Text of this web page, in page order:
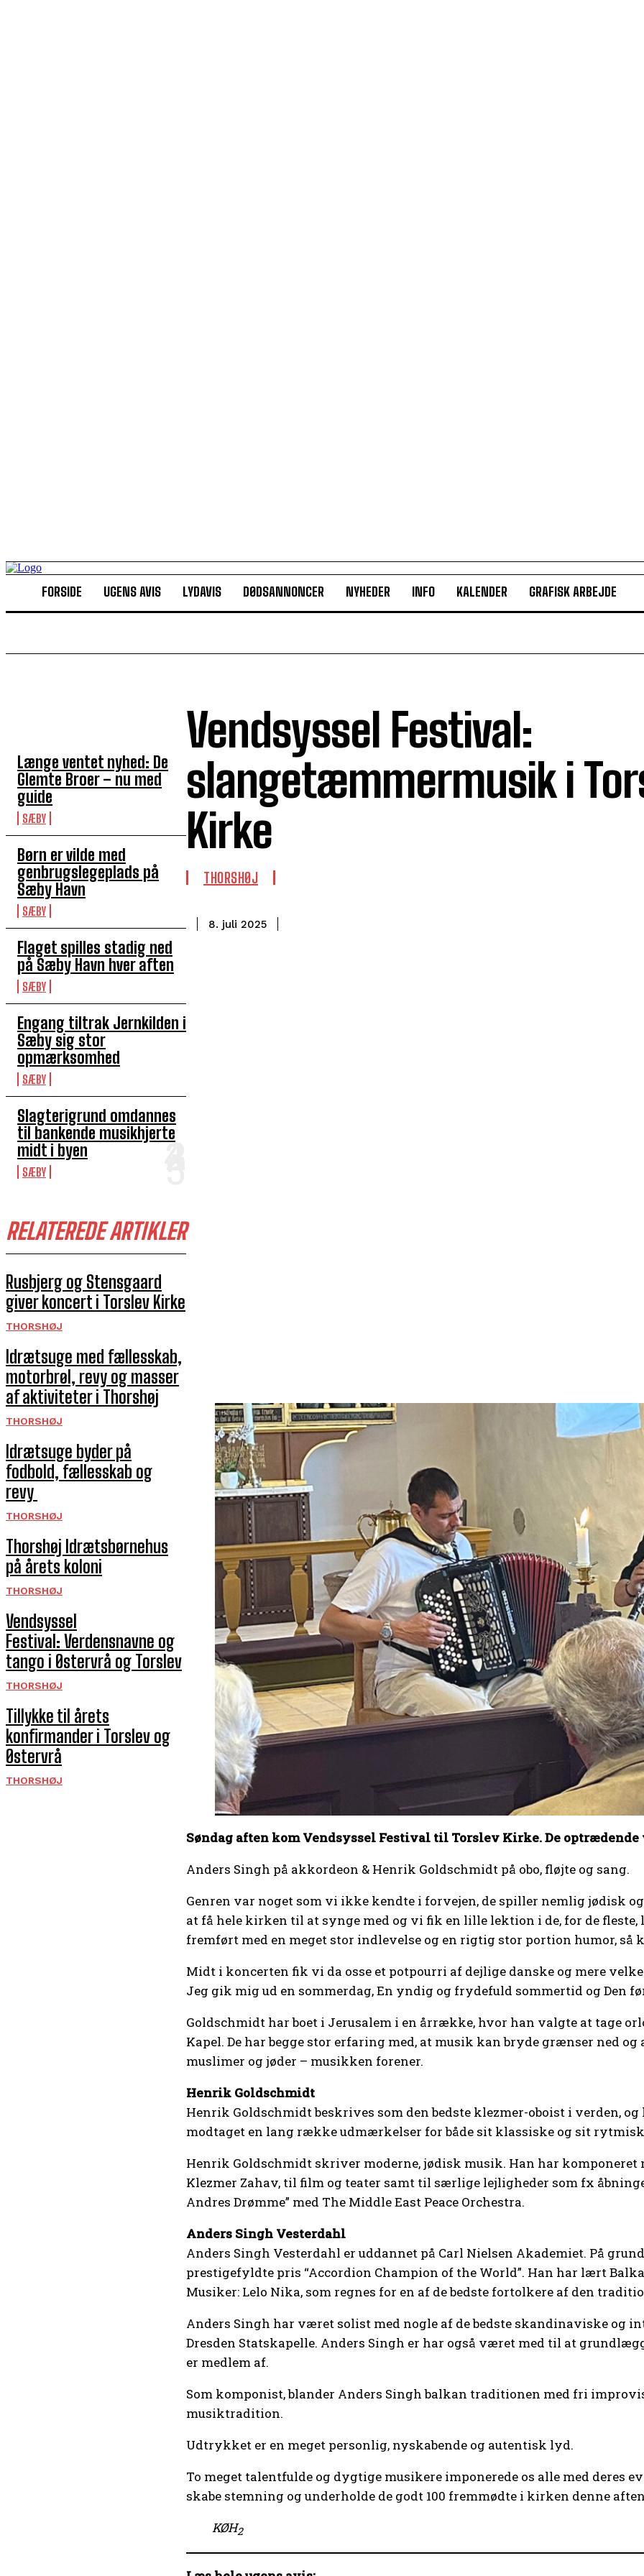
FORSIDE UGENS AVIS LYDAVIS DØDSANNONCER NYHEDER INFO KALENDER GRAFISK ARBEJDE
Længe ventet nyhed: De
Glemte Broer – nu med
guide
SÆBY
Børn er vilde med
genbrugslegeplads på
Sæby Havn
SÆBY
Flaget spilles stadig ned
på Sæby Havn hver aften
SÆBY
Engang tiltrak Jernkilden i
Sæby sig stor
opmærksomhed
SÆBY
Slagterigrund omdannes
til bankende musikhjerte
midt i byen
SÆBY
RELATEREDE ARTIKLER
Rusbjerg og Stensgaard
giver koncert i Torslev Kirke
THORSHØJ
Idrætsuge med fællesskab,
motorbrøl, revy og masser
af aktiviteter i Thorshøj
THORSHØJ
Idrætsuge byder på
fodbold, fællesskab og
revy
THORSHØJ
Thorshøj Idrætsbørnehus
på årets koloni
THORSHØJ
Vendsyssel
Festival: Verdensnavne og
tango i Østervrå og Torslev
THORSHØJ
Tillykke til årets
konfirmander i Torslev og
Østervrå
THORSHØJ
Vendsyssel Festival:
slangetæmmermusik i
Kirke
THORSHØJ
8. juli 2025
Søndag aften kom Vendsyssel Festival til Torslev Kirke. De
Anders Singh på akkordeon & Henrik Goldschmidt på obo, fløjte og sang.
Genren var noget som vi ikke kendte i forvejen, de spiller nemlig jødisk
at få hele kirken til at synge med og vi fik en lille lektion i de, for de fleste,
fremført med en meget stor indlevelse og en rigtig stor portion humor, så
Midt i koncerten fik vi da osse et potpourri af dejlige danske og mere
Jeg gik mig ud en sommerdag, En yndig og frydefuld sommertid og Den
Goldschmidt har boet i Jerusalem i en årrække, hvor han valgte at tage
Kapel. De har begge stor erfaring med, at musik kan bryde grænser ned
muslimer og jøder – musikken forener.
Henrik Goldschmidt
Henrik Goldschmidt beskrives som den bedste klezmer-oboist i verden,
modtaget en lang række udmærkelser for både sit klassiske og sit
Henrik Goldschmidt skriver moderne, jødisk musik. Han har komponeret
Klezmer Zahav, til film og teater samt til særlige lejligheder som fx
Andres Drømme” med The Middle East Peace Orchestra.
Anders Singh Vesterdahl
Anders Singh Vesterdahl er uddannet på Carl Nielsen Akademiet. På
prestigefyldte pris “Accordion Champion of the World”. Han har lært
Musiker: Lelo Nika, som regnes for en af de bedste fortolkere af den
Anders Singh har været solist med nogle af de bedste skandinaviske og
Dresden Statskapelle. Anders Singh er har også været med til at
er medlem af.
Som komponist, blander Anders Singh balkan traditionen med fri
musiktradition.
Udtrykket er en meget personlig, nyskabende og autentisk lyd.
To meget talentfulde og dygtige musikere imponerede os alle med deres
skabe stemning og underholde de godt 100 fremmødte i kirken denne
KØH2